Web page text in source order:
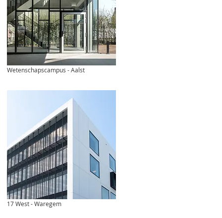
Wetenschapscampus - Aalst
17 West - Waregem